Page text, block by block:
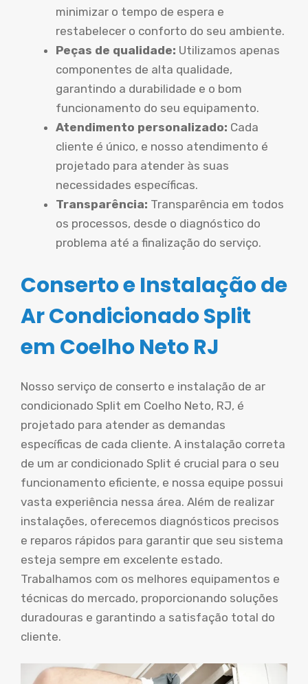
minimizar o tempo de espera e
restabelecer o conforto do seu ambiente.
Peças de qualidade: Utilizamos apenas
componentes de alta qualidade,
garantindo a durabilidade e o bom
funcionamento do seu equipamento.
Atendimento personalizado: Cada
cliente é único, e nosso atendimento é
projetado para atender às suas
necessidades específicas.
Transparência: Transparência em todos
os processos, desde o diagnóstico do
problema até a finalização do serviço.
Conserto e Instalação de
Ar Condicionado Split
em Coelho Neto RJ
Nosso serviço de conserto e instalação de ar
condicionado Split em Coelho Neto, RJ, é
projetado para atender as demandas
específicas de cada cliente. A instalação correta
de um ar condicionado Split é crucial para o seu
funcionamento eficiente, e nossa equipe possui
vasta experiência nessa área. Além de realizar
instalações, oferecemos diagnósticos precisos
e reparos rápidos para garantir que seu sistema
esteja sempre em excelente estado.
Trabalhamos com os melhores equipamentos e
técnicas do mercado, proporcionando soluções
duradouras e garantindo a satisfação total do
cliente.